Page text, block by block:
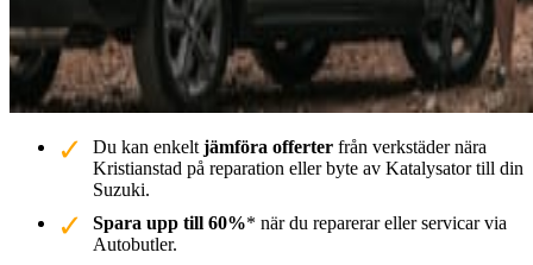
Du kan enkelt jämföra offerter från verkstäder nära
Kristianstad på reparation eller byte av Katalysator till din
Suzuki.
Spara upp till 60%* när du reparerar eller servicar via
Autobutler.